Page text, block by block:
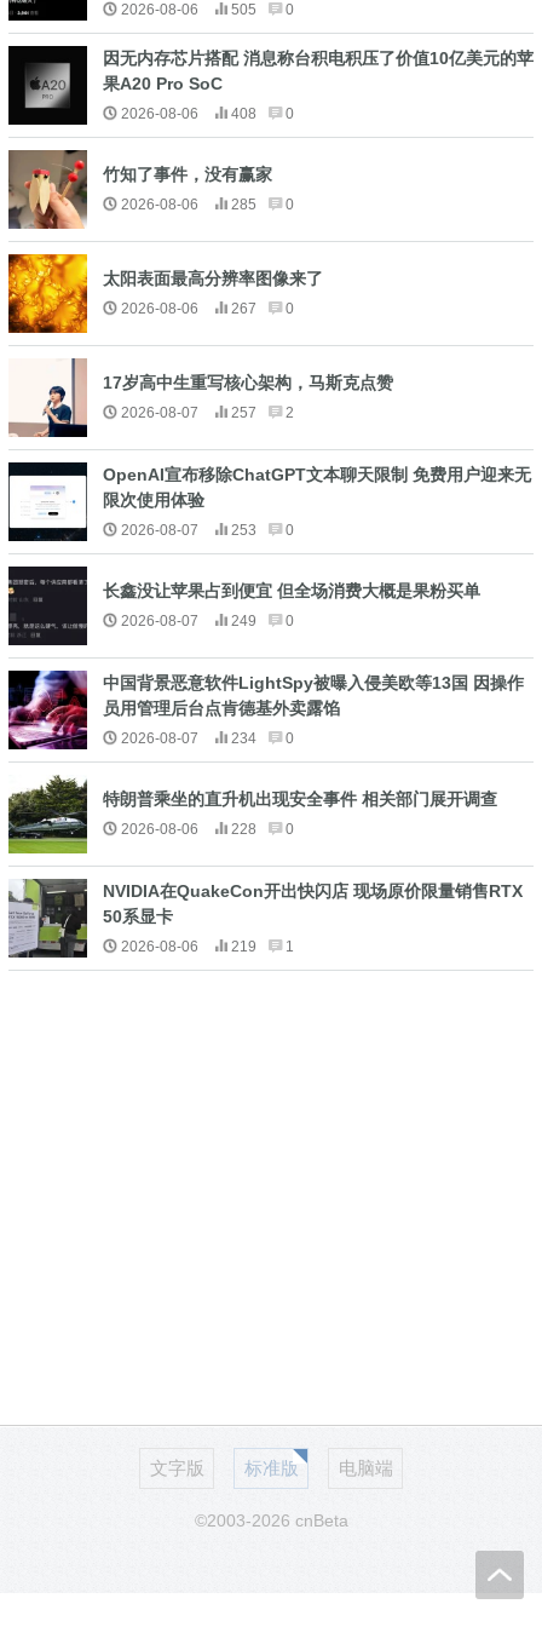
2026-08-06 505 0
因无内存芯片搭配 消息称台积电积压了价值10亿美元的苹
果A20 Pro SoC
2026-08-06 408 0
竹知了事件，没有赢家
2026-08-06 285 0
太阳表面最高分辨率图像来了
2026-08-06 267 0
17岁高中生重写核心架构，马斯克点赞
2026-08-07 257 2
OpenAI宣布移除ChatGPT文本聊天限制 免费用户迎来无
限次使用体验
2026-08-07 253 0
长鑫没让苹果占到便宜 但全场消费大概是果粉买单
2026-08-07 249 0
中国背景恶意软件LightSpy被曝入侵美欧等13国 因操作
员用管理后台点肯德基外卖露馅
2026-08-07 234 0
特朗普乘坐的直升机出现安全事件 相关部门展开调查
2026-08-06 228 0
NVIDIA在QuakeCon开出快闪店 现场原价限量销售RTX
50系显卡
2026-08-06 219 1
文字版 标准版 电脑端
©2003-2026 cnBeta